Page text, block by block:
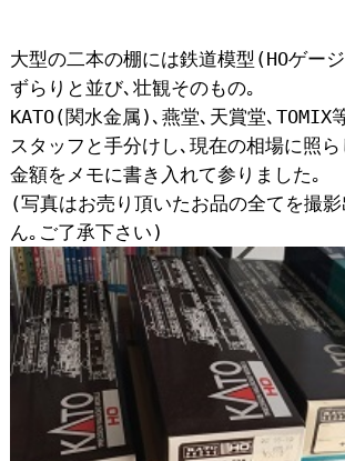
大型の二本の棚には鉄道模型(HOゲー
ずらりと並び､壮観そのもの｡
KATO(関水金属)､燕堂､天賞堂､TOMIX
スタッフと手分けし､現在の相場に照
金額をメモに書き入れて参りました｡
(写真はお売り頂いたお品の全てを撮
ん｡ご了承下さい)